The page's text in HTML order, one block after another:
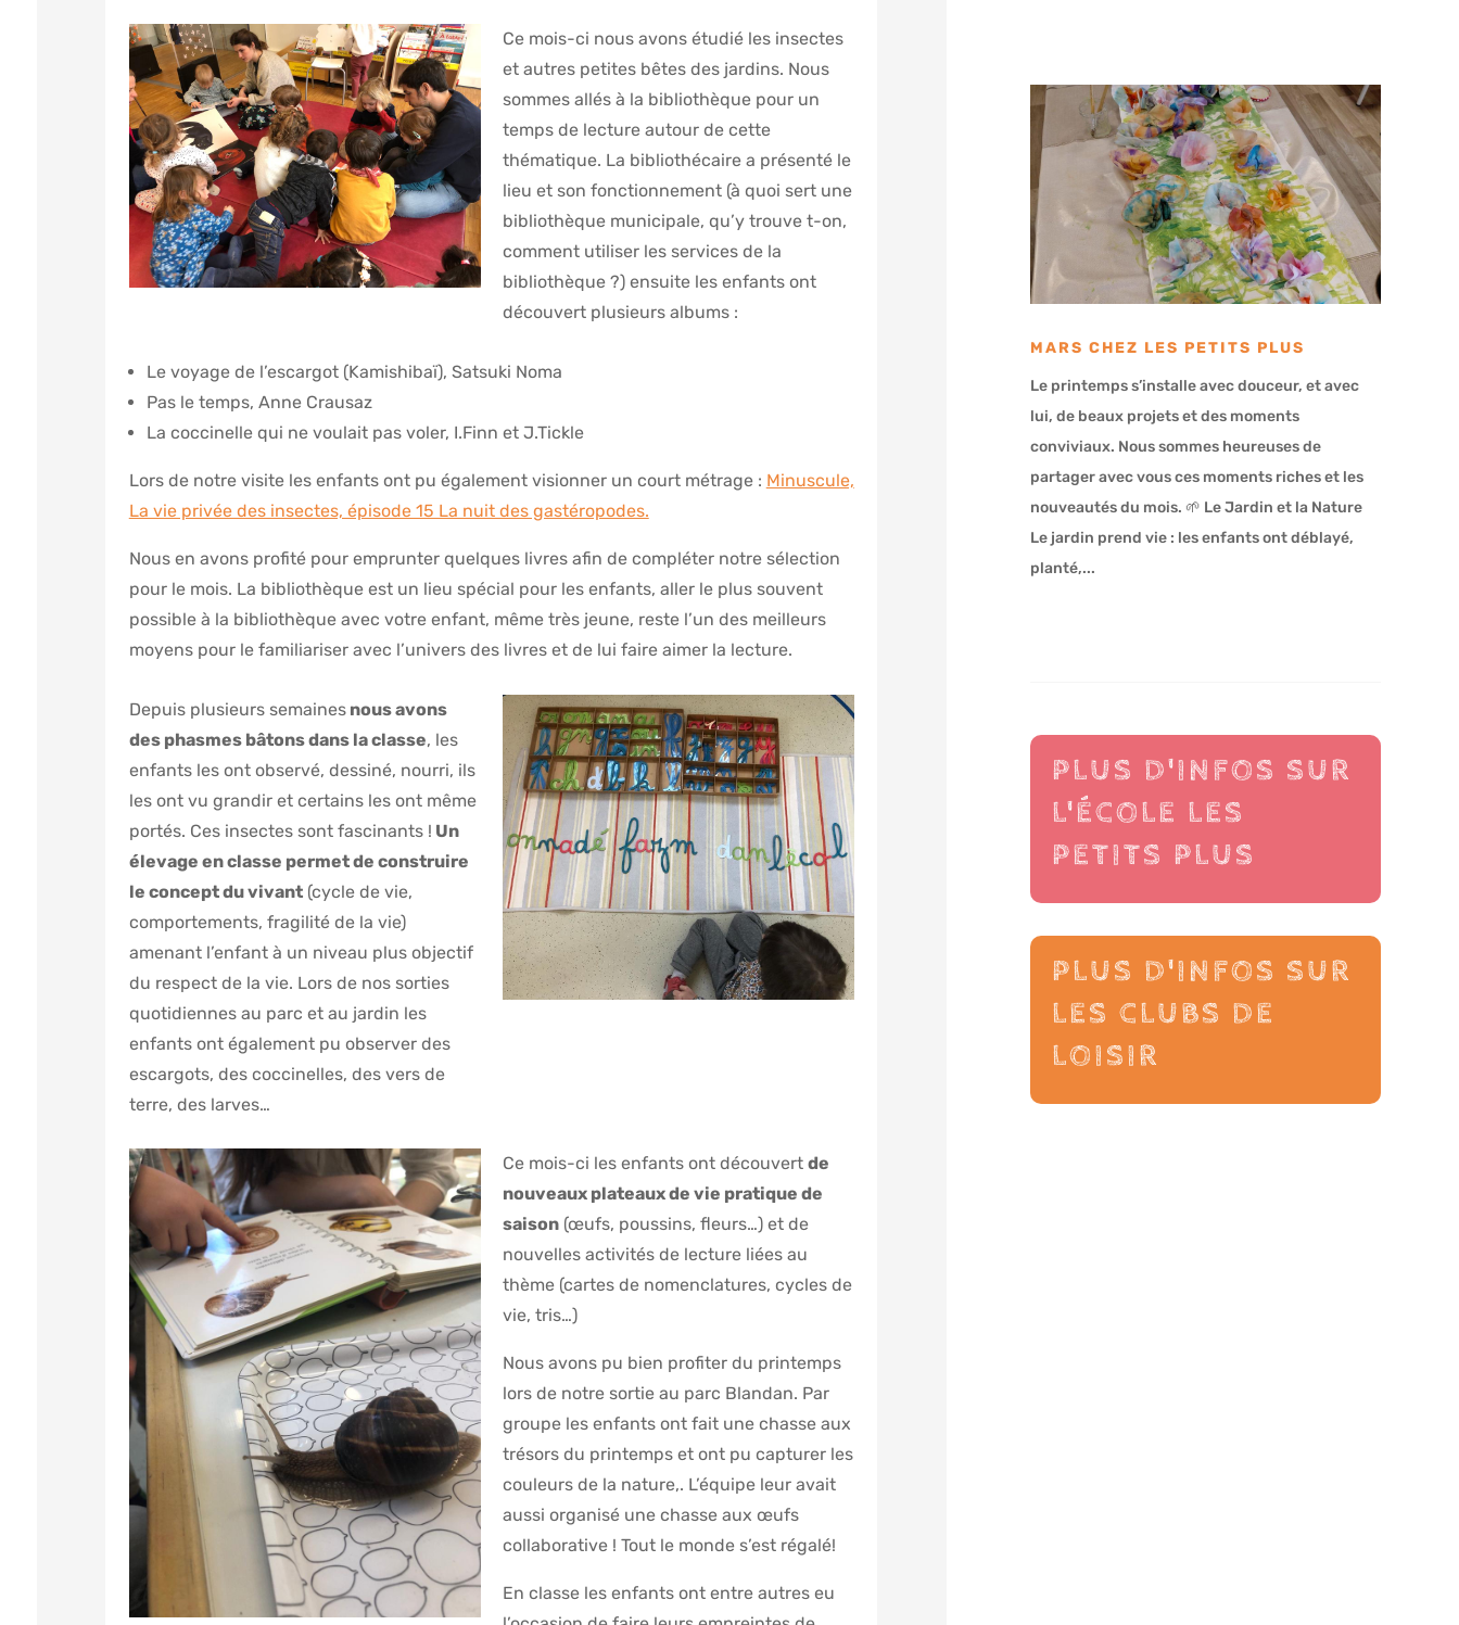
Ce mois-ci nous avons étudié les insectes
et autres petites bêtes des jardins. Nous
sommes allés à la bibliothèque pour un
temps de lecture autour de cette
thématique. La bibliothécaire a présenté le
lieu et son fonctionnement (à quoi sert une
bibliothèque municipale, qu’y trouve t-on,
comment utiliser les services de la
bibliothèque ?) ensuite les enfants ont
découvert plusieurs albums :
Le voyage de l’escargot (Kamishibaï), Satsuki Noma
Pas le temps, Anne Crausaz
La coccinelle qui ne voulait pas voler, I.Finn et J.Tickle
Lors de notre visite les enfants ont pu également visionner un court métrage : Minuscule,
La vie privée des insectes, épisode 15 La nuit des gastéropodes.
Nous en avons profité pour emprunter quelques livres afin de compléter notre sélection
pour le mois. La bibliothèque est un lieu spécial pour les enfants, aller le plus souvent
possible à la bibliothèque avec votre enfant, même très jeune, reste l’un des meilleurs
moyens pour le familiariser avec l’univers des livres et de lui faire aimer la lecture.
Depuis plusieurs semainesnous avons
des phasmes bâtons dans la classe, les
enfants les ont observé, dessiné, nourri, ils
les ont vu grandir et certains les ont même
portés. Ces insectes sont fascinants ! Un
élevage en classe permet de construire
le concept du vivant(cycle de vie,
comportements, fragilité de la vie)
amenant l’enfant à un niveau plus objectif
du respect de la vie. Lors de nos sorties
quotidiennes au parc et au jardin les
enfants ont également pu observer des
escargots, des coccinelles, des vers de
terre, des larves…
Ce mois-ci les enfants ont découvert de
nouveaux plateaux de vie pratique de
saison(œufs, poussins, fleurs…) et de
nouvelles activités de lecture liées au
thème (cartes de nomenclatures, cycles de
vie, tris…)
Nous avons pu bien profiter du printemps
lors de notre sortie au parc Blandan. Par
groupe les enfants ont fait une chasse aux
trésors du printemps et ont pu capturer les
couleurs de la nature,. L’équipe leur avait
aussi organisé une chasse aux œufs
collaborative ! Tout le monde s’est régalé!
En classe les enfants ont entre autres eu
MARS CHEZ LES PETITS PLUS
Le printemps s’installe avec douceur, et avec
lui, de beaux projets et des moments
conviviaux. Nous sommes heureuses de
partager avec vous ces moments riches et les
nouveautés du mois. 🌱 Le Jardin et la Nature
Le jardin prend vie : les enfants ont déblayé,
planté,...
PLUS D'INFOS SUR
L'ÉCOLE LES
PETITS PLUS
PLUS D'INFOS SUR
LES CLUBS DE
LOISIR